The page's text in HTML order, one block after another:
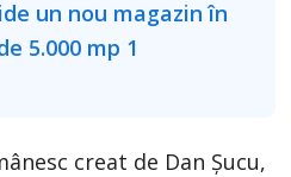
creat de Dan Şucu,